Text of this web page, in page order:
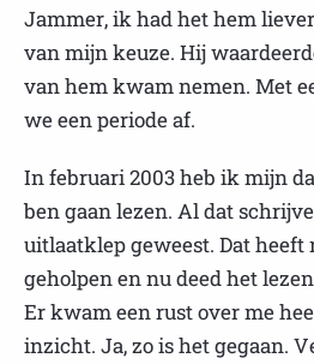
Jammer, ik had het hem
van mijn keuze. Hij
van hem kwam nemen. Met
we een periode af.
In februari 2003 heb ik mijn
ben gaan lezen. Al dat
uitlaatklep geweest. Dat heeft
geholpen en nu deed het
Er kwam een rust over me
inzicht. Ja, zo is het gegaan.